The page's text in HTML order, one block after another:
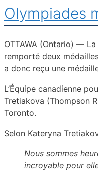
Olympiades
OTTAWA (Ontario) —
remporté deux
a donc reçu une
L’Équipe canadienne
Tretiakova (Thompson
Toronto.
Selon Kateryna
Nous sommes
incroyable pour